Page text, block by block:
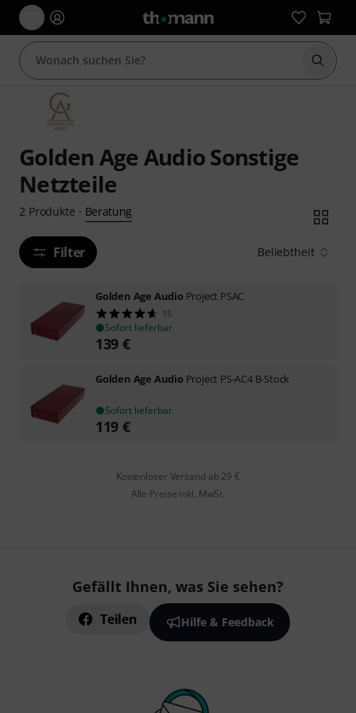
Suche
Golden Age Audio Sonstige
Netzteile
2 Produkte · Beratung
Filter Beliebtheit
Golden Age Audio Project PSAC
15
Sofort lieferbar
139 €
Golden Age Audio Project PS-AC4 B-Stock
Sofort lieferbar
119 €
Kostenloser Versand ab 29 €
Alle Preise inkl. MwSt.
Gefällt Ihnen, was Sie sehen?
Teilen Hilfe & Feedback